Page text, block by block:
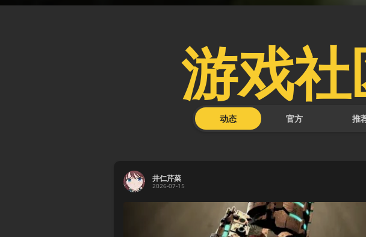
游戏
动态 官方 推
井仁芹菜
2026-07-15